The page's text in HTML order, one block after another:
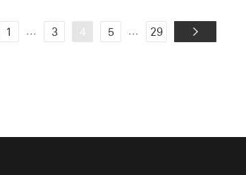
1 ... 3 4 5 ... 29